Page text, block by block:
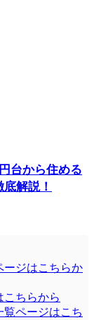
台から住める
解説！
ージはこちらか
こちらから
覧ページはこち